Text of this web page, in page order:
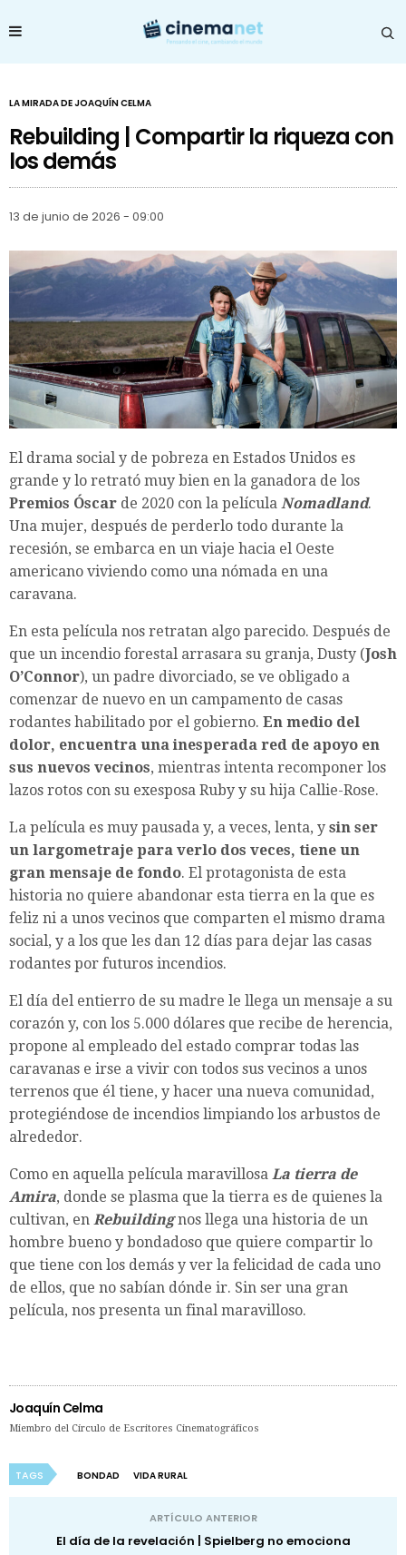
LA MIRADA DE JOAQUÍN CELMA
Rebuilding | Compartir la riqueza con
los demás
13 de junio de 2026 - 09:00
El drama social y de pobreza en Estados Unidos es
grande y lo retrató muy bien en la ganadora de los
Premios Óscar de 2020 con la película Nomadland.
Una mujer, después de perderlo todo durante la
recesión, se embarca en un viaje hacia el Oeste
americano viviendo como una nómada en una
caravana.
En esta película nos retratan algo parecido. Después de
que un incendio forestal arrasara su granja, Dusty (Josh
O’Connor), un padre divorciado, se ve obligado a
comenzar de nuevo en un campamento de casas
rodantes habilitado por el gobierno. En medio del
dolor, encuentra una inesperada red de apoyo en
sus nuevos vecinos, mientras intenta recomponer los
lazos rotos con su exesposa Ruby y su hija Callie-Rose.
La película es muy pausada y, a veces, lenta, y sin ser
un largometraje para verlo dos veces, tiene un
gran mensaje de fondo. El protagonista de esta
historia no quiere abandonar esta tierra en la que es
feliz ni a unos vecinos que comparten el mismo drama
social, y a los que les dan 12 días para dejar las casas
rodantes por futuros incendios.
El día del entierro de su madre le llega un mensaje a su
corazón y, con los 5.000 dólares que recibe de herencia,
propone al empleado del estado comprar todas las
caravanas e irse a vivir con todos sus vecinos a unos
terrenos que él tiene, y hacer una nueva comunidad,
protegiéndose de incendios limpiando los arbustos de
alrededor.
Como en aquella película maravillosa La tierra de
Amira, donde se plasma que la tierra es de quienes la
cultivan, en Rebuildingnos llega una historia de un
hombre bueno y bondadoso que quiere compartir lo
que tiene con los demás y ver la felicidad de cada uno
de ellos, que no sabían dónde ir. Sin ser una gran
película, nos presenta un final maravilloso.
Joaquín Celma
Miembro del Círculo de Escritores Cinematográficos
TAGS BONDAD VIDA RURAL
ARTÍCULO ANTERIOR
El día de la revelación | Spielberg no emociona